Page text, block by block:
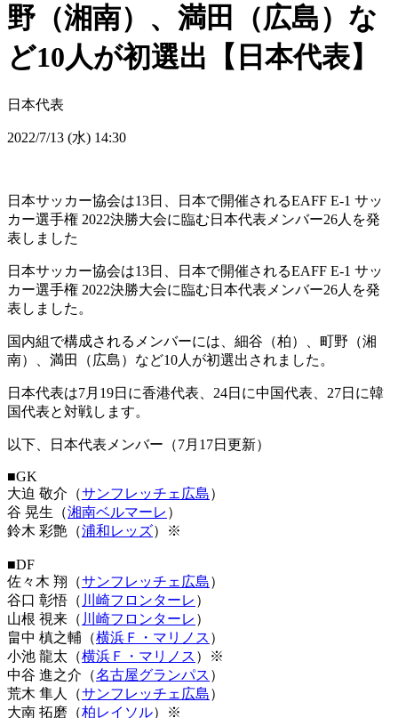
野（湘南）、満田（広島）な
ど10人が初選出【日本代表】
日本代表
2022/7/13 (水) 14:30
日本サッカー協会は13日、日本で開催されるEAFF E-1 サッ
カー選手権 2022決勝大会に臨む日本代表メンバー26人を発
表しました
日本サッカー協会は13日、日本で開催されるEAFF E-1 サッ
カー選手権 2022決勝大会に臨む日本代表メンバー26人を発
表しました。
国内組で構成されるメンバーには、細谷（柏）、町野（湘
南）、満田（広島）など10人が初選出されました。
日本代表は7月19日に香港代表、24日に中国代表、27日に韓
国代表と対戦します。
以下、日本代表メンバー（7月17日更新）
■GK
大迫 敬介（サンフレッチェ広島）
谷 晃生（湘南ベルマーレ ）
鈴木 彩艶（浦和レッズ）※
■DF
佐々木 翔（サンフレッチェ広島）
谷口 彰悟（ 川崎フロンターレ ）
山根 視来（ 川崎フロンターレ ）
畠中 槙之輔（横浜Ｆ・マリノス ）
小池 龍太（横浜Ｆ・マリノス ）※
中谷 進之介（名古屋グランパス ）
荒木 隼人（サンフレッチェ広島）
大南 拓磨（柏レイソル）※